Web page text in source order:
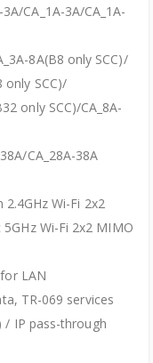
3A/CA_1A-3A/CA_1A-
8A(B8 only SCC)/
only SCC)/
only SCC)/CA_8A-
CA_28A-38A
Wi-Fi 2x2
Wi-Fi 2x2 MIMO
LAN
TR-069 services
/ IP pass-through